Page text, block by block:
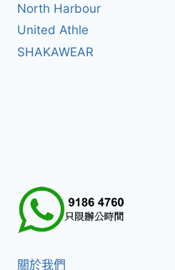
North Harbour
United Athle
SHAKAWEAR
關於我們